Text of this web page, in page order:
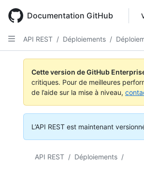
main
content
Documentation GitHub
API REST / Déploiements /
Cette version de GitHub
critiques. Pour de meilleures
de l’aide sur la mise à niveau,
L’API REST est maintenant
API REST / Déploiements /
Nom, Type,
Description
Nom, Type,
Description
Nom, Type,
Description
Nom, Type,
Description
Nom, Type,
Description
Nom, Type,
Description
Nom, Type,
Description
Nom, Type,
Description
Nom, Type,
Description
Nom, Type,
Description